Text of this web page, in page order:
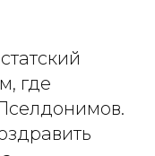
где